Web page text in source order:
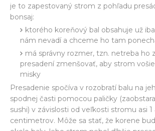
je to zapestovaný strom z pohľadu
bonsaj:
ktorého koreňový bal obsahuje už
nám nevadí a chceme ho tam
má správny rozmer, tzn. netreba ho
presadení zmenšovať, aby strom
misky
Presadenie spočíva v rozobratí balu na
spodnej časti pomocou paličky
sushi) v závislosti od veľkosti stromu asi 1
centimetrov. Môže sa stať, že korene